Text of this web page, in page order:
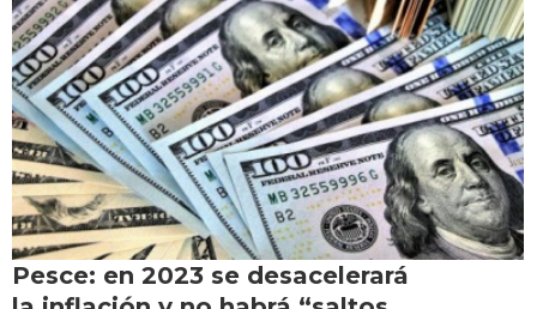
Pesce: en 2023 se desacelerará